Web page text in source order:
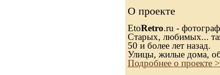
О проекте
EtoRetro.ru -
Старых, любимых...
50 и более лет назад.
Улицы, жилые дома,
Подробнее о проекте